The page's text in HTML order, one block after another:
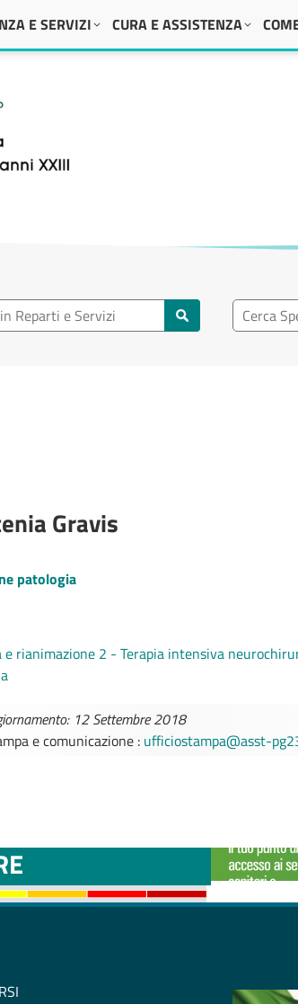
E SERVIZI CURA E ASSISTENZA
XXIII
Ricerca
Gravis
patologia
e rianimazione 2 - Terapia intensiva
12 Settembre 2018
e comunicazione : ufficiostampa@asst-